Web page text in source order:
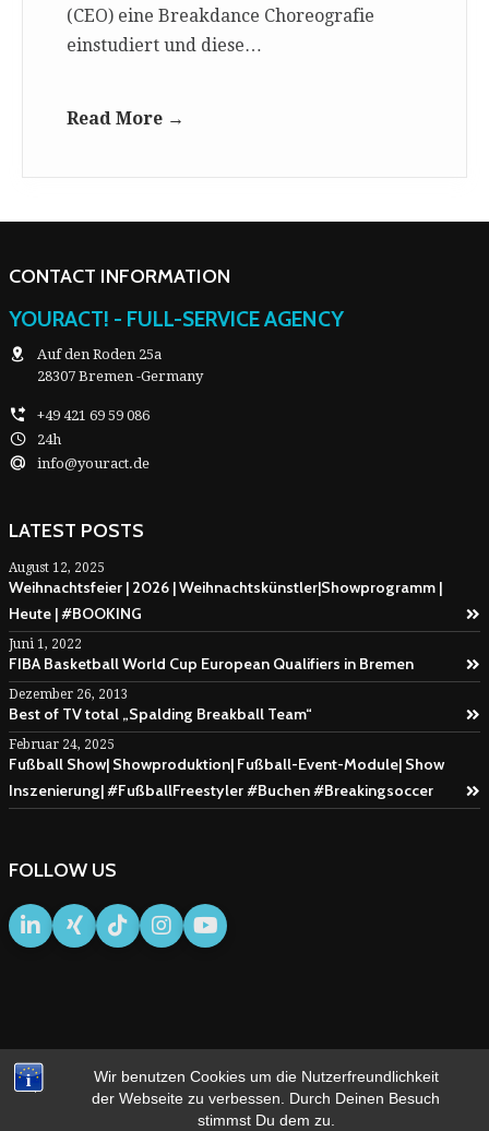
Wir benutzen Cookies um die Nutzerfreundlichkeit
der Webseite zu verbessen. Durch Deinen Besuch
stimmst Du dem zu.
(CEO) eine Breakdance Choreografie
einstudiert und diese…
Read More →
CONTACT INFORMATION
YOURACT! - FULL-SERVICE AGENCY
Auf den Roden 25a
28307 Bremen -Germany
+49 421 69 59 086
24h
info@youract.de
LATEST POSTS
August 12, 2025
Weihnachtsfeier | 2026 | Weihnachtskünstler|Showprogramm |
Heute | #BOOKING
Juni 1, 2022
FIBA Basketball World Cup European Qualifiers in Bremen
Dezember 26, 2013
Best of TV total „Spalding Breakball Team“
Februar 24, 2025
Fußball Show| Showproduktion| Fußball-Event-Module| Show
Inszenierung| #FußballFreestyler #Buchen #Breakingsoccer
FOLLOW US
IMPRESSUM AGB